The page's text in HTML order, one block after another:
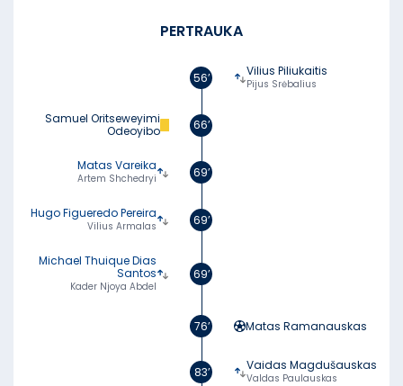
PERTRAUKA
56’ Vilius Piliukaitis
Pijus Srėbalius
Samuel Oritseweyimi
Odeoyibo
66’
Matas Vareika
Artem Shchedryi 69’
Hugo Figueredo Pereira
Vilius Armalas 69’
Michael Thuique Dias
Santos
Kader Njoya Abdel
69’
76’ Matas Ramanauskas
83’ Vaidas Magdušauskas
Valdas Paulauskas